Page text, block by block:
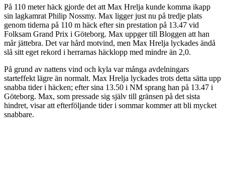
På 110 meter häck gjorde det att Max Hrelja kunde komma ikapp
sin lagkamrat Philip Nossmy. Max ligger just nu på tredje plats
genom tiderna på 110 m häck efter sin prestation på 13.47 vid
Folksam Grand Prix i Göteborg. Max uppger till Bloggen att han
mår jättebra. Det var hård motvind, men Max Hrelja lyckades ändå
slå sitt eget rekord i herrarnas häcklopp med mindre än 2,0.
På grund av nattens vind och kyla var många avdelningars
starteffekt lägre än normalt. Max Hrelja lyckades trots detta sätta upp
snabba tider i häcken; efter sina 13.50 i NM sprang han på 13.47 i
Göteborg. Max, som pressade sig själv till gränsen på det sista
hindret, visar att efterföljande tider i sommar kommer att bli mycket
snabbare.